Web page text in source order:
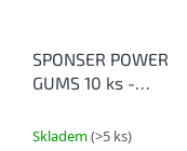
SPONSER POWER
GUMS 10 ks -
Skladem(>5 ks)